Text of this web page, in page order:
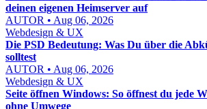
deinen eigenen Heimserver auf
AUTOR • Aug 06, 2026
Webdesign & UX
Die PSD Bedeutung: Was Du über die
solltest
AUTOR • Aug 06, 2026
Webdesign & UX
Seite öffnen Windows: So öffnest du jede
ohne Umwege